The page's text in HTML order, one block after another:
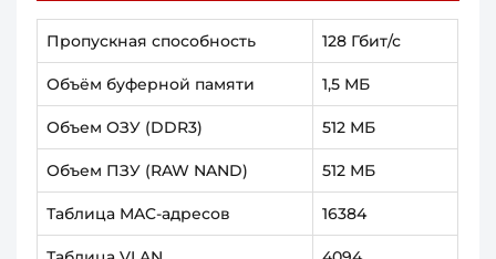
Пропускная способность 128 Гбит/с
Объём буферной памяти 1,5 МБ
Объем ОЗУ (DDR3) 512 МБ
Объем ПЗУ (RAW NAND) 512 МБ
Таблица MAC-адресов 16384